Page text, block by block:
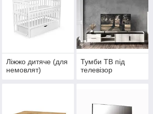
Ліжжо дитяче (для
немовлят)
Тумби ТВ під
телевізор